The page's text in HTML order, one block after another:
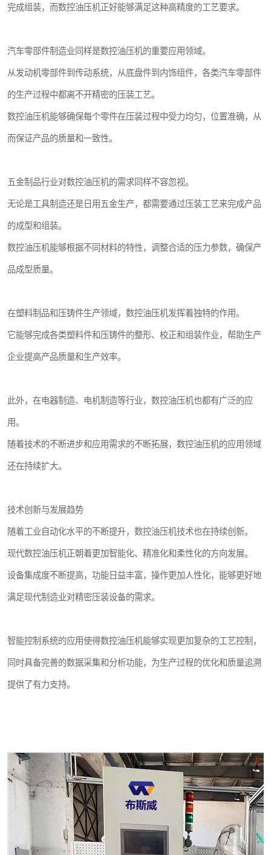
完成组装，而数控油压机正好能够满足这种高精度的工艺要求。
汽车零部件制造业同样是数控油压机的重要应用领域。
从发动机零部件到传动系统，从底盘件到内饰组件，各类汽车零部件
的生产过程中都离不开精密的压装工艺。
数控油压机能够确保每个零件在压装过程中受力均匀，位置准确，从
而保证产品的质量和一致性。
五金制品行业对数控油压机的需求同样不容忽视。
无论是工具制造还是日用五金生产，都需要通过压装工艺来完成产品
的成型和组装。
数控油压机能够根据不同材料的特性，调整合适的压力参数，确保产
品成型质量。
在塑料制品和压铸件生产领域，数控油压机发挥着独特的作用。
它能够完成各类塑料件和压铸件的整形、校正和组装作业，帮助生产
企业提高产品质量和生产效率。
此外，在电器制造、电机制造等行业，数控油压机也都有广泛的应
用。
随着技术的不断进步和应用需求的不断拓展，数控油压机的应用领域
还在持续扩大。
技术创新与发展趋势
随着工业自动化水平的不断提升，数控油压机技术也在持续创新。
现代数控油压机正朝着更加智能化、精准化和柔性化的方向发展。
设备集成度不断提高，功能日益丰富，操作更加人性化，能够更好地
满足现代制造业对精密压装设备的需求。
智能控制系统的应用使得数控油压机能够实现更加复杂的工艺控制，
同时具备完善的数据采集和分析功能，为生产过程的优化和质量追溯
提供了有力支持。